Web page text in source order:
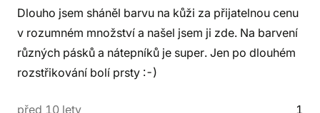
Dlouho jsem sháněl barvu na kůži za přijatelnou cenu
v rozumném množství a našel jsem ji zde. Na barvení
různých pásků a nátepníků je super. Jen po dlouhém
rozstřikování bolí prsty :-)
před 10 lety 1